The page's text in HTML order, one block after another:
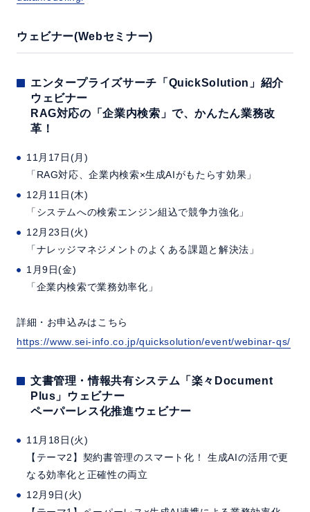
ウェビナー(Webセミナー)
エンタープライズサーチ「QuickSolution」紹介
ウェビナー
RAG対応の「企業内検索」で、かんたん業務改
革！
11月17日(月)
「RAG対応、企業内検索×生成AIがもたらす効果」
12月11日(木)
「システムへの検索エンジン組込で競争力強化」
12月23日(火)
「ナレッジマネジメントのよくある課題と解決法」
1月9日(金)
「企業内検索で業務効率化」
詳細・お申込みはこちら
https://www.sei-info.co.jp/quicksolution/event/webinar-qs/
文書管理・情報共有システム「楽々Document
Plus」ウェビナー
ペーパーレス化推進ウェビナー
11月18日(火)
【テーマ2】契約書管理のスマート化！ 生成AIの活用で更
なる効率化と正確性の両立
12月9日(火)